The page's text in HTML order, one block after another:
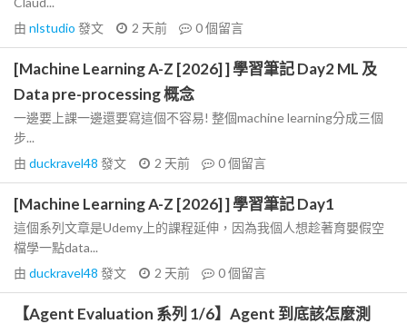
由 nlstudio 發文 2 天前 0個留言
[Machine Learning A-Z [2026] ] 學習筆記 Day2 ML 及
Data pre-processing 概念
一邊要上課一邊還要寫這個不容易! 整個machine learning分成三個
步...
由 duckravel48 發文 2 天前 0個留言
[Machine Learning A-Z [2026] ] 學習筆記 Day1
這個系列文章是Udemy上的課程延伸，因為我個人想趁著育嬰假空
檔學一點data...
由 duckravel48 發文 2 天前 0個留言
【Agent Evaluation 系列 1/6】Agent 到底該怎麼測